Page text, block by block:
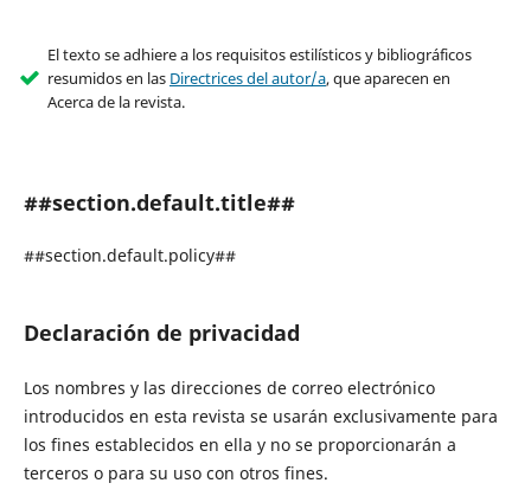
El texto se adhiere a los requisitos estilísticos y bibliográficos
resumidos en las Directrices del autor/a, que aparecen en
Acerca de la revista.
##section.default.title##
##section.default.policy##
Declaración de privacidad
Los nombres y las direcciones de correo electrónico
introducidos en esta revista se usarán exclusivamente para
los fines establecidos en ella y no se proporcionarán a
terceros o para su uso con otros fines.